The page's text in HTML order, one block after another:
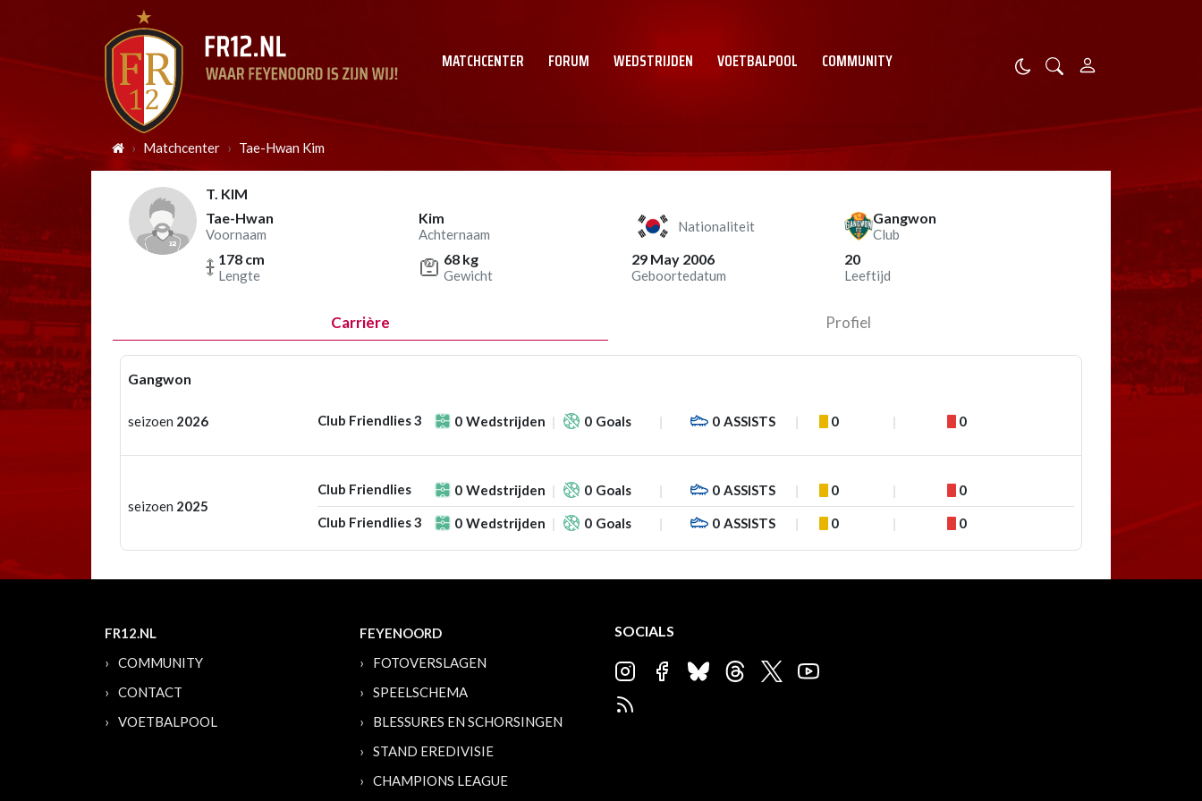
MATCHCENTER FORUM WEDSTRIJDEN VOETBALPOOL COMMUNITY
Matchcenter Tae-Hwan Kim
T. KIM
Tae-Hwan
Voornaam
Kim
Achternaam
Nationaliteit Gangwon
Club
178 cm
Lengte
68 kg
Gewicht
29 May 2006
Geboortedatum
20
Leeftijd
Carrière Profiel
Gangwon
seizoen 2026 Club Friendlies 3 0 Wedstrijden 0 Goals 0 ASSISTS 0 0
seizoen 2025
Club Friendlies 0 Wedstrijden 0 Goals 0 ASSISTS 0 0
Club Friendlies 3 0 Wedstrijden 0 Goals 0 ASSISTS 0 0
FR12.NL
COMMUNITY
CONTACT
VOETBALPOOL
FEYENOORD
FOTOVERSLAGEN
SPEELSCHEMA
BLESSURES EN SCHORSINGEN
STAND EREDIVISIE
CHAMPIONS LEAGUE
SOCIALS